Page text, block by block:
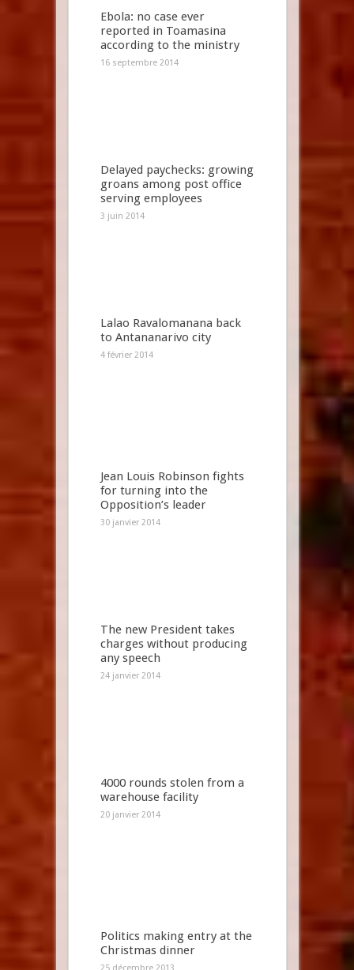
Ebola: no case ever
reported in Toamasina
according to the ministry
16 septembre 2014
Delayed paychecks: growing
groans among post office
serving employees
3 juin 2014
Lalao Ravalomanana back
to Antananarivo city
4 février 2014
Jean Louis Robinson fights
for turning into the
Opposition’s leader
30 janvier 2014
The new President takes
charges without producing
any speech
24 janvier 2014
4000 rounds stolen from a
warehouse facility
20 janvier 2014
Politics making entry at the
Christmas dinner